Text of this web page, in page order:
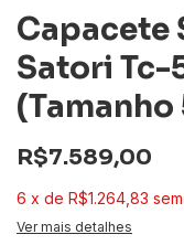
Capacete
Satori
R$7.589,00
6 x de R$1.264,83
Ver mais detalhes